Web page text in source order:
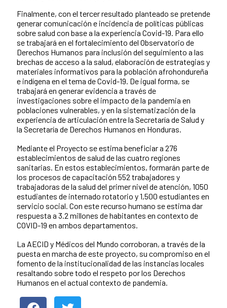
Finalmente, con el tercer resultado planteado se pretende
generar comunicación e incidencia de políticas públicas
sobre salud con base a la experiencia Covid-19. Para ello
se trabajará en el fortalecimiento del Observatorio de
Derechos Humanos para inclusión del seguimiento a las
brechas de acceso a la salud, elaboración de estrategias y
materiales informativos para la población afrohondureña
e indígena en el tema de Covid-19. De igual forma, se
trabajará en generar evidencia a través de
investigaciones sobre el impacto de la pandemia en
poblaciones vulnerables, y en la sistematización de la
experiencia de articulación entre la Secretaría de Salud y
la Secretaría de Derechos Humanos en Honduras.
Mediante el Proyecto se estima beneficiar a 276
establecimientos de salud de las cuatro regiones
sanitarias. En estos establecimientos, formarán parte de
los procesos de capacitación 552 trabajadores y
trabajadoras de la salud del primer nivel de atención, 1050
estudiantes de internado rotatorio y 1,500 estudiantes en
servicio social. Con este recurso humano se estima dar
respuesta a 3.2 millones de habitantes en contexto de
COVID-19 en ambos departamentos.
La AECID y Médicos del Mundo corroboran, a través de la
puesta en marcha de este proyecto, su compromiso en el
fomento de la institucionalidad de las instancias locales
resaltando sobre todo el respeto por los Derechos
Humanos en el actual contexto de pandemia.